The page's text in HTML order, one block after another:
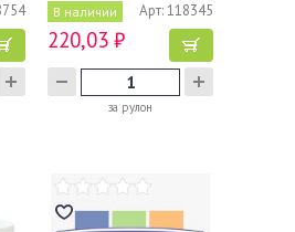
В наличии Арт: 118345
220,03 ₽
за рулон